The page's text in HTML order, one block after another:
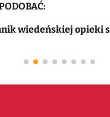
wiedeńskiej opieki